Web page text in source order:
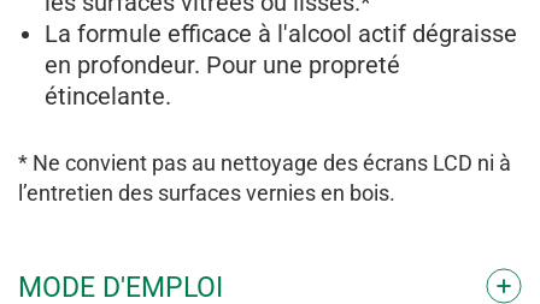
La formule efficace à l'alcool actif dégraisse
en profondeur. Pour une propreté
étincelante.
* Ne convient pas au nettoyage des écrans LCD ni à
l’entretien des surfaces vernies en bois.
MODE D'EM­PLOI